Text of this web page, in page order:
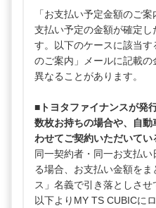
「お支払い予定金額のご
支払い予定の金額が確定し
す。以下のケースに該当
のご案内」メールに記載
異なることがあります。
■トヨタファイナンスが発
数枚お持ちの場合や、自
わせてご契約いただいてい
同一契約者・同一お支払
る場合、お支払い金額を
ス」名義で引き落としさせ
以下よりMY TS CUBICに